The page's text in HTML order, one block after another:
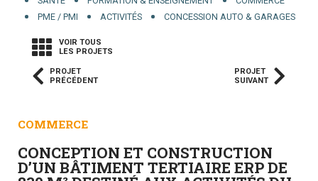
PME / PMI
ACTIVITÉS CONCESSION AUTO & GARAGES
VOIR TOUS
LES PROJETS
PROJET
PRÉCÉDENT
PROJET
SUIVANT
COMMERCE
CONCEPTION ET CONSTRUCTION
D’UN BÂTIMENT TERTIAIRE ERP DE